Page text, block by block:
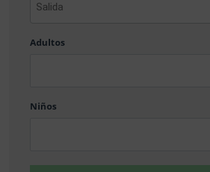
DD
AAAA
MM
Adultos
Niños